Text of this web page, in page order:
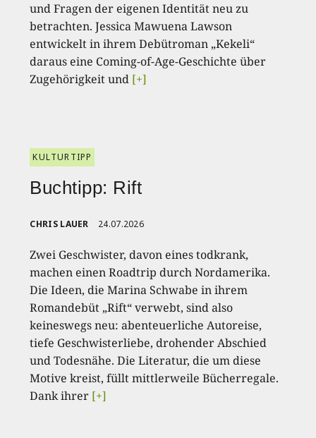
und Fragen der eigenen Identität neu zu
betrachten. Jessica Mawuena Lawson
entwickelt in ihrem Debütroman „Kekeli“
daraus eine Coming-of-Age-Geschichte über
Zugehörigkeit und [+]
KULTURTIPP
Buchtipp: Rift
CHRIS LAUER 24.07.2026
Zwei Geschwister, davon eines todkrank,
machen einen Roadtrip durch Nordamerika.
Die Ideen, die Marina Schwabe in ihrem
Romandebüt „Rift“ verwebt, sind also
keineswegs neu: abenteuerliche Autoreise,
tiefe Geschwisterliebe, drohender Abschied
und Todesnähe. Die Literatur, die um diese
Motive kreist, füllt mittlerweile Bücherregale.
Dank ihrer [+]